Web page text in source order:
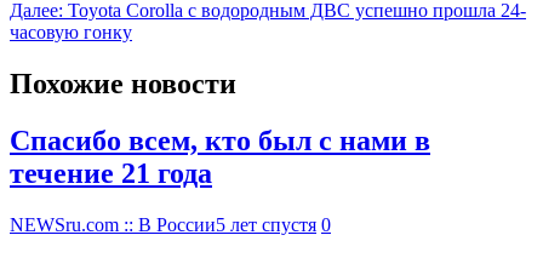
Далее: Toyota Corolla с водородным ДВС успешно прошла 24-
часовую гонку
Похожие новости
Спасибо всем, кто был с нами в
течение 21 года
NEWSru.com :: В России5 лет спустя 0